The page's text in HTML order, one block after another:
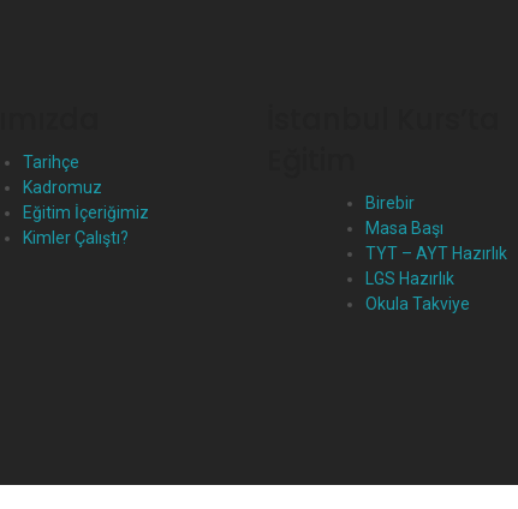
Tarihçe
Kadromuz
Eğitim İçeriğimiz
Kimler Çalıştı?
Birebir
Masa Başı
TYT – AYT Hazırlık
LGS Hazırlık
Okula Takviye